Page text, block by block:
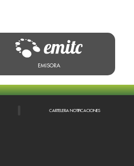
EMISORA
CARTELERA NOTIFICACIONES